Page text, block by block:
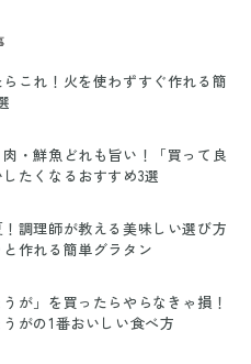
これ！火を使わずすぐ作れる簡
肉・鮮魚どれも旨い！「買って良
たくなるおすすめ3選
調理師が教える美味しい選び方
作れる簡単グラタン
が」を買ったらやらなきゃ損！
がの1番おいしい食べ方